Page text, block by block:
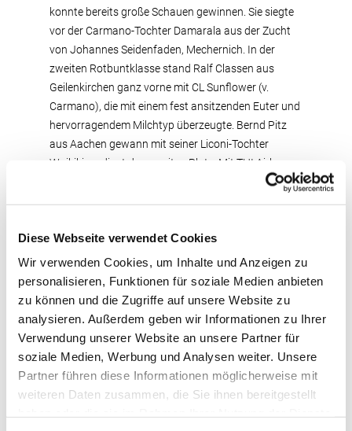
Diese Webseite verwendet Cookies
Wir verwenden Cookies, um Inhalte und Anzeigen zu
personalisieren, Funktionen für soziale Medien anbieten
zu können und die Zugriffe auf unsere Website zu
analysieren. Außerdem geben wir Informationen zu Ihrer
Verwendung unserer Website an unsere Partner für
soziale Medien, Werbung und Analysen weiter. Unsere
Partner führen diese Informationen möglicherweise mit
weiteren Daten zusammen, die Sie ihnen bereitgestellt
konnte bereits große Schauen gewinnen. Sie siegte
vor der Carmano-Tochter Damarala aus der Zucht
von Johannes Seidenfaden, Mechernich. In der
zweiten Rotbuntklasse stand Ralf Classen aus
Geilenkirchen ganz vorne mit CL Sunflower (v.
Carmano), die mit einem fest ansitzenden Euter und
hervorragendem Milchtyp überzeugte. Bernd Pitz
aus Aachen gewann mit seiner Liconi-Tochter
Waikiki verdient den zweiten Platz. Mit THI Airborne
präsentierte Rainer Thoenes aus Kalkar eine Talent
RF-Tochter Biby aus dem Züchterstall André Krohn,
Neukirchen-Vluyn. Die folgende Klasse gewann
Christian Bange aus Seibersbach mit BaS Tattoo
(Carmano x Avanti), welche die bekannten Vorzüge
ihres Vaters eindrucksvoll demonstrierte. Es folgte
auf 1b die körper- und euterstarke Selayo-Tochter
Fabiola aus der Zucht von Bernhard Wacker,
Steinfurt. Sie war auch der Blickfang in der Selayo-
Nachzucht. Bei den jüngsten Rotbunten siegte Karl-